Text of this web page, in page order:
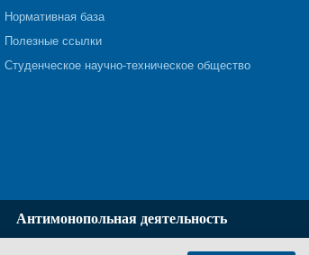
Нормативная база
Полезные ссылки
Студенческое научно-техническое общество
Антимонопольная деятельность